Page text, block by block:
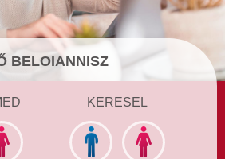
BELOIANNISZ
KERESEL